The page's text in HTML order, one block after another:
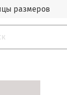
размеров